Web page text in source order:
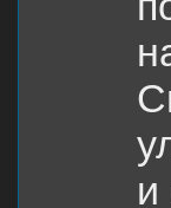
и